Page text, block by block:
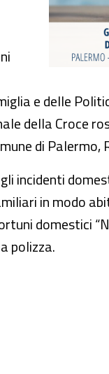
e delle
della Croce
di Palermo,
incidenti
in modo
domestici
polizza.